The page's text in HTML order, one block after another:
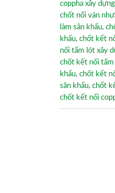
coppha xây dựng
chốt nối ván
làm sân khấu,
khấu, chốt kết
nối tấm lót xây
chốt kết nối tấm
khấu, chốt kết
sân khấu, chốt
chốt kết nối